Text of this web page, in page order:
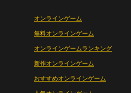
オンラインゲーム
無料オンラインゲーム
オンラインゲームランキング
新作オンラインゲーム
おすすめオンラインゲーム